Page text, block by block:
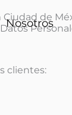
Nosotros
de
clientes: